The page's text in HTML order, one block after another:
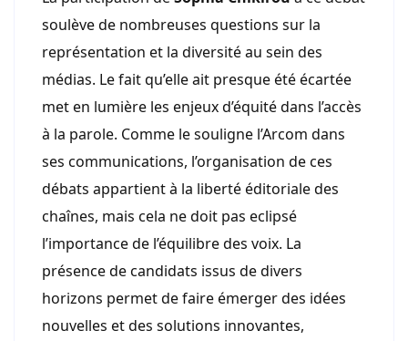
soulève de nombreuses questions sur la
représentation et la diversité au sein des
médias. Le fait qu’elle ait presque été écartée
met en lumière les enjeux d’équité dans l’accès
à la parole. Comme le souligne l’Arcom dans
ses communications, l’organisation de ces
débats appartient à la liberté éditoriale des
chaînes, mais cela ne doit pas eclipsé
l’importance de l’équilibre des voix. La
présence de candidats issus de divers
horizons permet de faire émerger des idées
nouvelles et des solutions innovantes,